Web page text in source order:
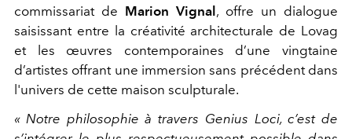
commissariat de Marion Vignal, offre un dialogue
saisissant entre la créativité architecturale de Lovag
et les œuvres contemporaines d’une vingtaine
d’artistes offrant une immersion sans précédent dans
l'univers de cette maison sculpturale.
« Notre philosophie à travers Genius Loci, c’est de